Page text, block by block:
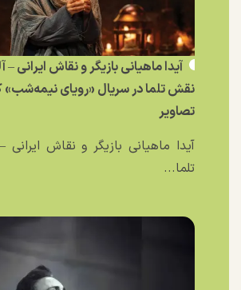
آیدا ماهیانی بازیگر و نقاش ایرانی –
نقش تلما در سریال «رویای
تصاویر
آیدا ماهیانی بازیگر و نقاش
تلما...